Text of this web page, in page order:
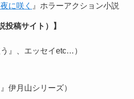
に咲く 』ホラーアクション小説
投稿サイト）】
』、エッセイetc…）
伊月山シリーズ）